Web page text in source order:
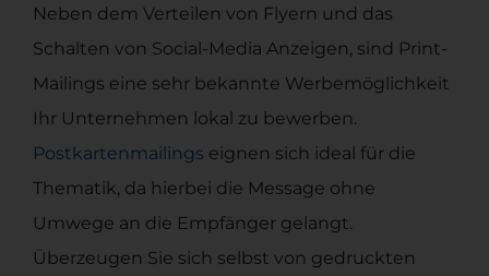
Neben dem Verteilen von Flyern und das
Schalten von Social-Media Anzeigen, sind Print-
Mailings eine sehr bekannte Werbemöglichkeit
Ihr Unternehmen lokal zu bewerben.
Postkartenmailings eignen sich ideal für die
Thematik, da hierbei die Message ohne
Umwege an die Empfänger gelangt.
Überzeugen Sie sich selbst von gedruckten